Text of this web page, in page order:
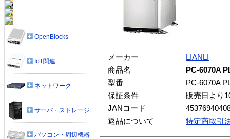
メーカー
LIANLI
商品名
PC-6070A
型番
PC-6070A
保証条件
販売日より
JANコード
返品について
特定商取引
OpenBlocks
IoT関連
ネットワーク
サーバ・ストレージ
パソコン・周辺機器